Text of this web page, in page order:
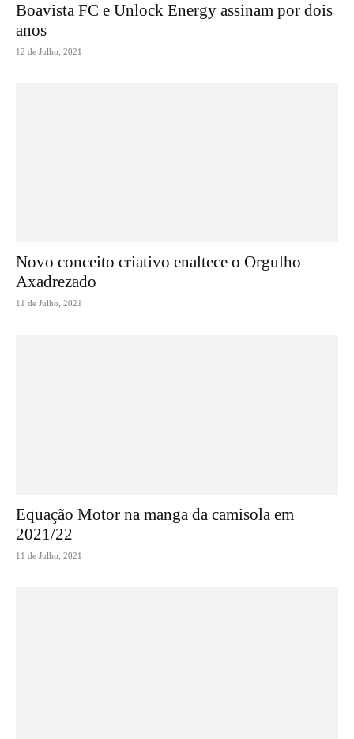
Boavista FC e Unlock Energy assinam por dois
anos
12 de Julho, 2021
Novo conceito criativo enaltece o Orgulho
Axadrezado
11 de Julho, 2021
Equação Motor na manga da camisola em
2021/22
11 de Julho, 2021